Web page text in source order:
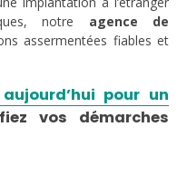
notre agence de
assermentées fiables et
pour un
vos démarches